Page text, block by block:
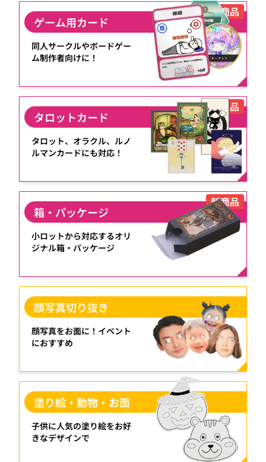
新商品
ゲーム用カード
同人サークルやボードゲー
ム制作者向けに！
新商品
タロットカード
タロット、オラクル、ルノ
ルマンカードにも対応！
新商品
箱・パッケージ
小ロットから対応するオリ
ジナル箱・パッケージ
顔写真切り抜き
顔写真をお面に！イベント
におすすめ
塗り絵・動物・お面
子供に人気の塗り絵をお好
きなデザインで